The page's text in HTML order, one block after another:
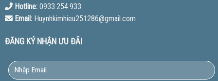
Hotline:0933.254.933
Email:Huynhkimhieu251286@gmail.com
ĐĂNG KÝ NHẬN ƯU ĐÃI